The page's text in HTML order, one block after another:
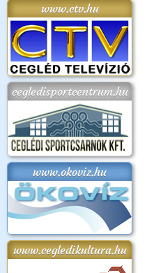
www.ctv.hu
cegledisportcentrum.hu
www.okoviz.hu
www.cegledikultura.hu